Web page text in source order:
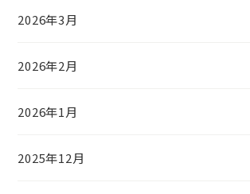
2026年3月
2026年2月
2026年1月
2025年12月